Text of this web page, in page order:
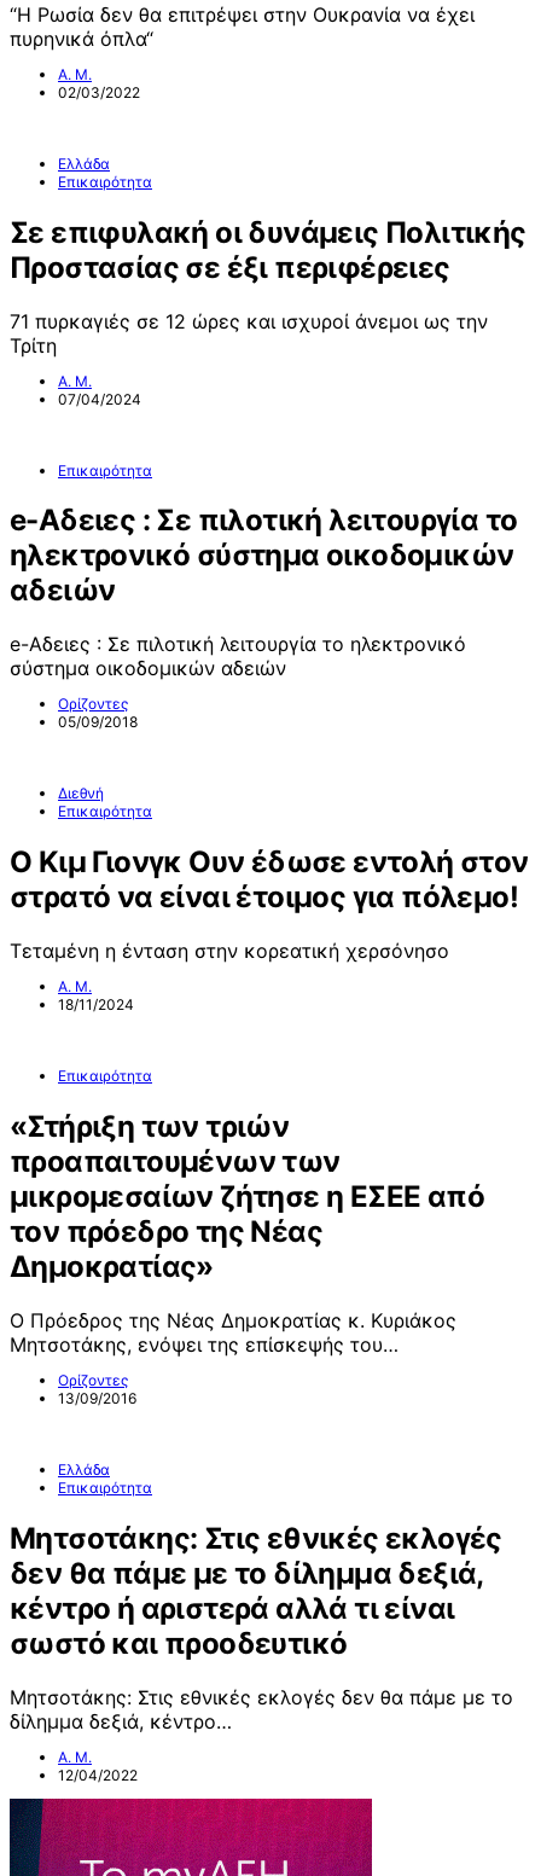
“Η Ρωσία δεν θα επιτρέψει στην Ουκρανία να έχει
πυρηνικά όπλα“
Α. Μ.
02/03/2022
Ελλάδα
Επικαιρότητα
Σε επιφυλακή οι δυνάμεις Πολιτικής
Προστασίας σε έξι περιφέρειες
71 πυρκαγιές σε 12 ώρες και ισχυροί άνεμοι ως την
Τρίτη
Α. Μ.
07/04/2024
Επικαιρότητα
e-Αδειες : Σε πιλοτική λειτουργία το
ηλεκτρονικό σύστημα οικοδομικών
αδειών
e-Αδειες : Σε πιλοτική λειτουργία το ηλεκτρονικό
σύστημα οικοδομικών αδειών
Ορίζοντες
05/09/2018
Διεθνή
Επικαιρότητα
Ο Κιμ Γιονγκ Ουν έδωσε εντολή στον
στρατό να είναι έτοιμος για πόλεμο!
Τεταμένη η ένταση στην κορεατική χερσόνησο
Α. Μ.
18/11/2024
Επικαιρότητα
«Στήριξη των τριών
προαπαιτουμένων των
μικρομεσαίων ζήτησε η ΕΣΕΕ από
τον πρόεδρο της Νέας
Δημοκρατίας»
Ο Πρόεδρος της Νέας Δημοκρατίας κ. Κυριάκος
Μητσοτάκης, ενόψει της επίσκεψής του…
Ορίζοντες
13/09/2016
Ελλάδα
Επικαιρότητα
Μητσοτάκης: Στις εθνικές εκλογές
δεν θα πάμε με το δίλημμα δεξιά,
κέντρο ή αριστερά αλλά τι είναι
σωστό και προοδευτικό
Μητσοτάκης: Στις εθνικές εκλογές δεν θα πάμε με το
δίλημμα δεξιά, κέντρο…
Α. Μ.
12/04/2022